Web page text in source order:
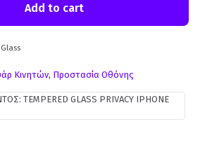
Add to cart
Κινητών, Προστασία Οθόνης
TEMPERED GLASS PRIVACY IPHONE